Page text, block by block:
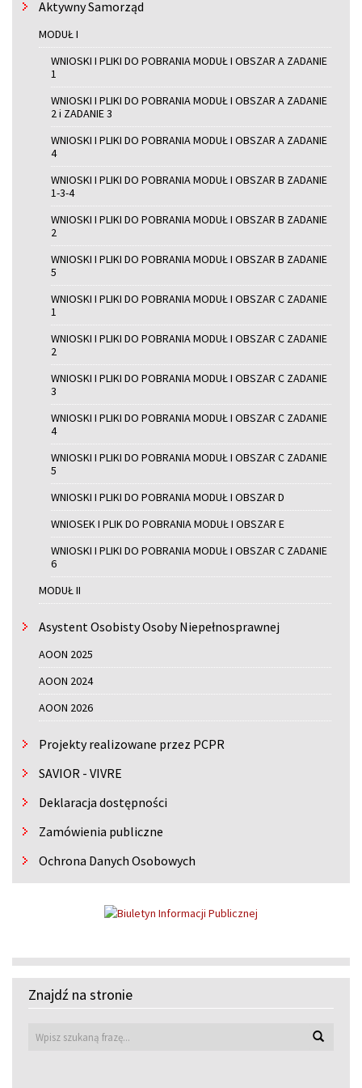
Aktywny Samorząd
MODUŁ I
WNIOSKI I PLIKI DO POBRANIA MODUŁ I OBSZAR A ZADANIE
1
WNIOSKI I PLIKI DO POBRANIA MODUŁ I OBSZAR A ZADANIE
2 i ZADANIE 3
WNIOSKI I PLIKI DO POBRANIA MODUŁ I OBSZAR A ZADANIE
4
WNIOSKI I PLIKI DO POBRANIA MODUŁ I OBSZAR B ZADANIE
1-3-4
WNIOSKI I PLIKI DO POBRANIA MODUŁ I OBSZAR B ZADANIE
2
WNIOSKI I PLIKI DO POBRANIA MODUŁ I OBSZAR B ZADANIE
5
WNIOSKI I PLIKI DO POBRANIA MODUŁ I OBSZAR C ZADANIE
1
WNIOSKI I PLIKI DO POBRANIA MODUŁ I OBSZAR C ZADANIE
2
WNIOSKI I PLIKI DO POBRANIA MODUŁ I OBSZAR C ZADANIE
3
WNIOSKI I PLIKI DO POBRANIA MODUŁ I OBSZAR C ZADANIE
4
WNIOSKI I PLIKI DO POBRANIA MODUŁ I OBSZAR C ZADANIE
5
WNIOSKI I PLIKI DO POBRANIA MODUŁ I OBSZAR D
WNIOSEK I PLIK DO POBRANIA MODUŁ I OBSZAR E
WNIOSKI I PLIKI DO POBRANIA MODUŁ I OBSZAR C ZADANIE
6
MODUŁ II
Asystent Osobisty Osoby Niepełnosprawnej
AOON 2025
AOON 2024
AOON 2026
Projekty realizowane przez PCPR
SAVIOR - VIVRE
Deklaracja dostępności
Zamówienia publiczne
Ochrona Danych Osobowych
Projekt
DO
Znajdź na stronie